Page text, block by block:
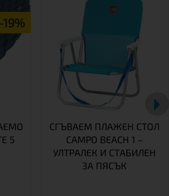
-19%
5
СГЪВАЕМ ПЛАЖЕН СТОЛ
CAMPO BEACH 1 –
УЛТРАЛЕК И СТАБИЛЕН
ЗА ПЯСЪК